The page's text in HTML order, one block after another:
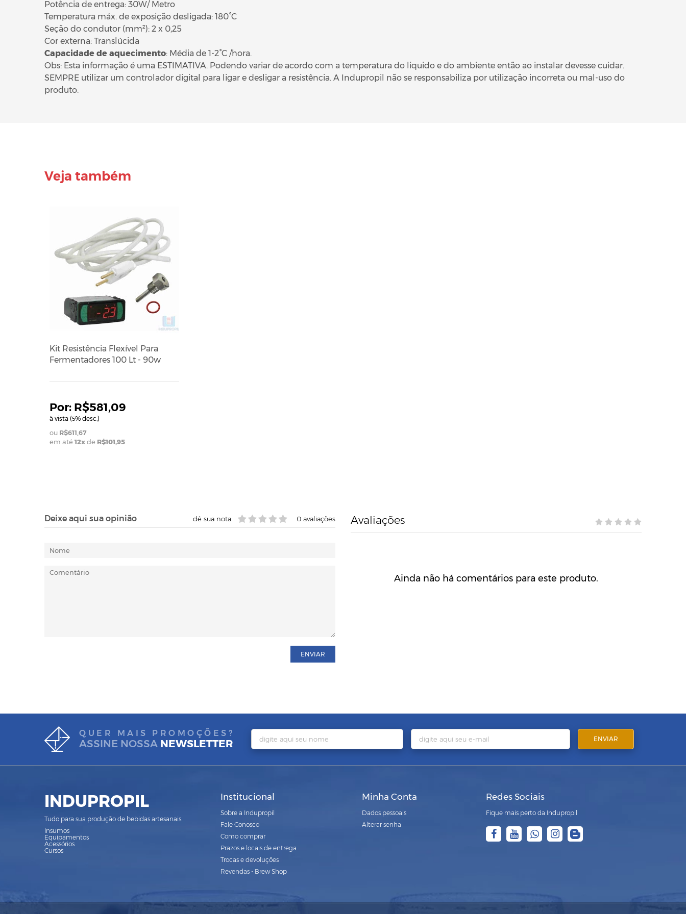
Potência de entrega: 30W/ Metro
Temperatura máx. de exposição desligada: 180°C
Seção do condutor (mm²): 2 x 0,25
Cor externa: Translúcida
Capacidade de aquecimento: Média de 1-2°C /hora.
Obs: Esta informação é uma ESTIMATIVA. Podendo variar de acordo com a temperatura do liquido e do ambiente então ao instalar devesse cuidar.
SEMPRE utilizar um controlador digital para ligar e desligar a resistência. A Indupropil não se responsabiliza por utilização incorreta ou mal-uso do
produto.
Veja também
Kit Resistência Flexível Para
Fermentadores 100 Lt - 90w
R$581,09
à vista (5% desc.)
R$611,67
em até 12xde R$101,95
Deixe aqui sua opinião 0 avaliações
dê sua nota:
ENVIAR
Avaliações
Ainda não há comentários para este produto.
QUER MAIS PROMOÇÕES?
ASSINE NOSSA NEWSLETTER
INDUPROPIL
Tudo para sua produção de bebidas artesanais.
Insumos
Equipamentos
Acessórios
Cursos
Institucional
Sobre a Indupropil
Fale Conosco
Como comprar
Prazos e locais de entrega
Trocas e devoluções
Revendas - Brew Shop
Minha Conta
Dados pessoais
Alterar senha
Redes Sociais
Fique mais perto da Indupropil